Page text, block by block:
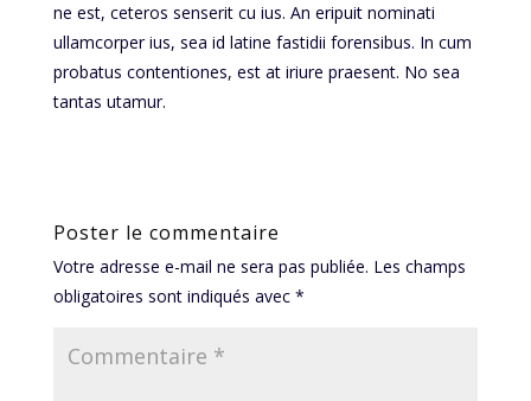
ne est, ceteros senserit cu ius. An eripuit nominati
ullamcorper ius, sea id latine fastidii forensibus. In cum
probatus contentiones, est at iriure praesent. No sea
tantas utamur.
Poster le commentaire
Votre adresse e-mail ne sera pas publiée. Les champs
obligatoires sont indiqués avec *